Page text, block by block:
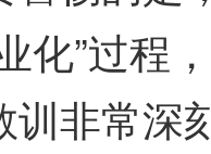
化”过程
训非常深